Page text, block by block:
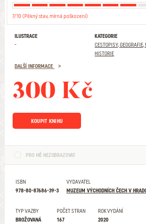
7/10 (Pěkný stav, mírná poškození)
ILUSTRACE
-
KATEGORIE
CESTOPISY,
HISTORIE
DALŠÍ INFORMACE
300 Kč
KOUPIT KNIHU
PRO MĚ NEZOBRAZOVAT
ISBN
978-80-87686-39-3
VYDAVATEL
MUZEUM VÝCHODNÍCH ČECH V
TYP VAZBY
BROŽOVANÁ
POČET STRAN
167
ROK VYDÁNÍ
2020